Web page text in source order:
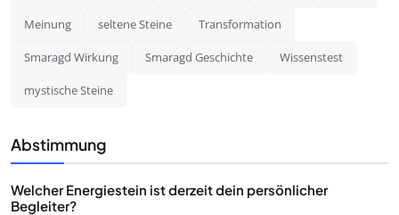
Meinung seltene Steine Transformation
Smaragd Wirkung Smaragd Geschichte Wissenstest
mystische Steine
Abstimmung
Welcher Energiestein ist derzeit dein persönlicher
Begleiter?